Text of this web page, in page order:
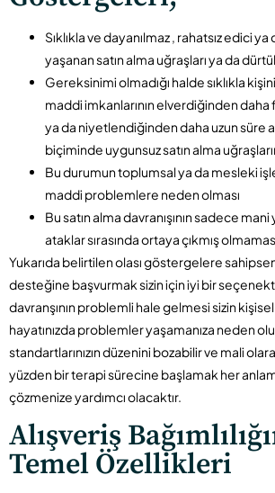
Sıklıkla ve dayanılmaz , rahatsız edici
yaşanan satın alma uğraşları ya da
Gereksinimi olmadığı halde sıklıkla
maddi imkanlarının elverdiğinden daha
ya da niyetlendiğinden daha uzun süre
biçiminde uygunsuz satın alma
Bu durumun toplumsal ya da mesleki
maddi problemlere neden olması
Bu satın alma davranışının sadece
ataklar sırasında ortaya çıkmış
Yukarıda belirtilen olası göstergelere
desteğine başvurmak sizin için iyi bir
davranşının problemli hale gelmesi sizin
hayatınızda problemler yaşamanıza neden
standartlarınızın düzenini bozabilir ve mali
yüzden bir terapi sürecine başlamak her
çözmenize yardımcı olacaktır.
Alışveriş
Temel Özellikleri